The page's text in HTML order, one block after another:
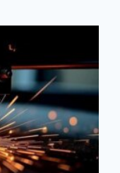
برش
فلزات؛
فناوری
هوشمند
برای
افزایش
دقت
و
سرعت
برش